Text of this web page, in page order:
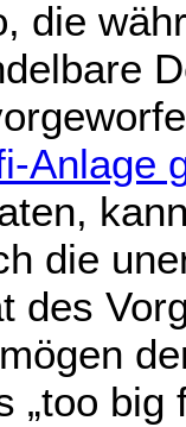
die
Anlage
die
des
„too big